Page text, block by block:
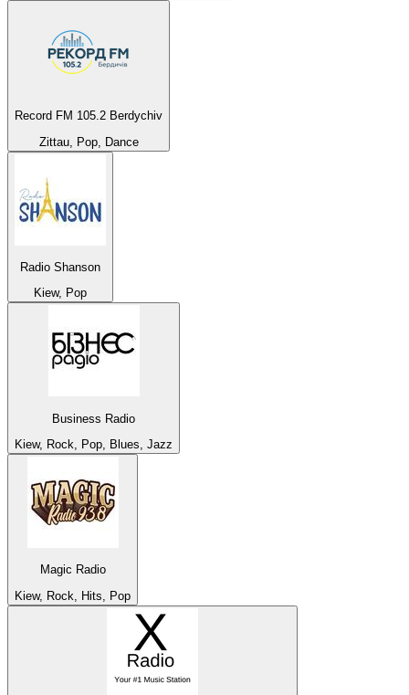
Record FM 105.2 Berdychiv
Zittau, Pop, Dance
Radio Shanson
Kiew, Pop
Business Radio
Kiew, Rock, Pop, Blues, Jazz
Magic Radio
Kiew, Rock, Hits, Pop